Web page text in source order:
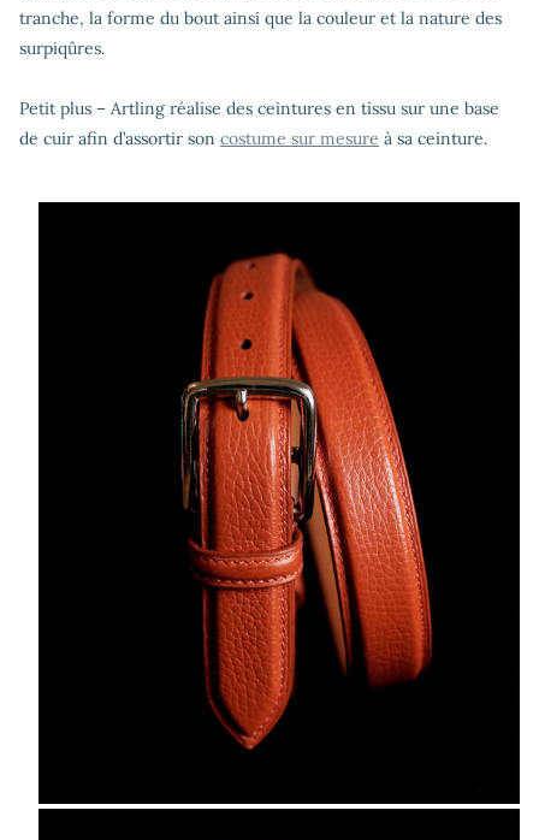
tranche, la forme du bout ainsi que la couleur et la nature des
surpiqûres.
Petit plus – Artling réalise des ceintures en tissu sur une base
de cuir afin d’assortir son costume sur mesure à sa ceinture.